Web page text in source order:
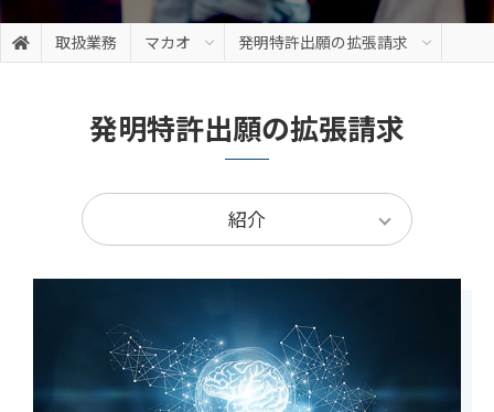
取扱業務 マカオ 発明特許出願の拡張請求
発明特許出願の拡張請求
紹介